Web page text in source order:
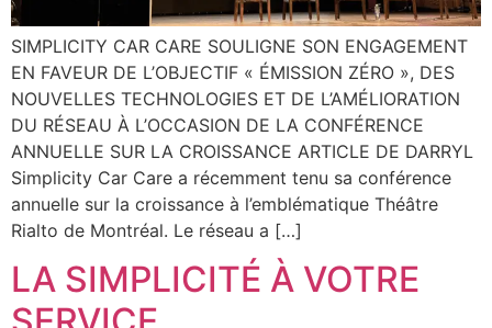
SIMPLICITY CAR CARE SOULIGNE SON ENGAGEMENT
EN FAVEUR DE L’OBJECTIF « ÉMISSION ZÉRO », DES
NOUVELLES TECHNOLOGIES ET DE L’AMÉLIORATION
DU RÉSEAU À L’OCCASION DE LA CONFÉRENCE
ANNUELLE SUR LA CROISSANCE ARTICLE DE DARRYL
Simplicity Car Care a récemment tenu sa conférence
annuelle sur la croissance à l’emblématique Théâtre
Rialto de Montréal. Le réseau a […]
LA SIMPLICITÉ À VOTRE